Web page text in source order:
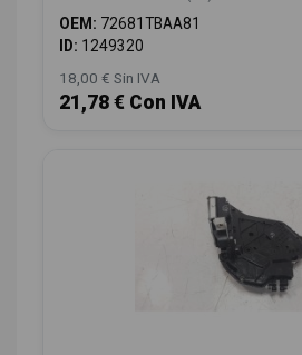
OEM: 72681TBAA81
ID: 1249320
18,00 € Sin IVA
21,78 € Con IVA